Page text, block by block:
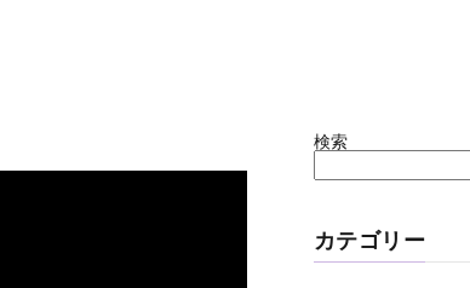
検索
カテゴリー